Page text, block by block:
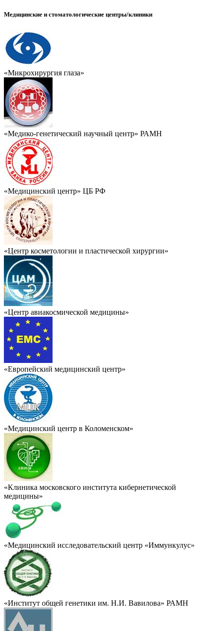
Медицинские и стоматологические центры/клиники
«Микрохирургия глаза»
«Медико-генетический научный центр» РАМН
«Медицинский центр» ЦБ РФ
«Центр косметологии и пластической хирургии»
«Центр авиакосмической медицины»
«Европейский медицинский центр»
«Медицинский центр в Коломенском»
«Клиника московского института кибернетической
медицины»
«Медицинский исследовательский центр «Иммункулус»
«Институт общей генетики им. Н.И. Вавилова» РАМН